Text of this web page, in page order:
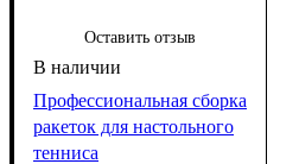
Оставить отзыв
Профессиональная сборка
ракеток для настольного
тенниса